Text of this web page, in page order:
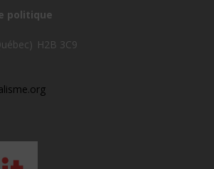
politique
H2B 3C9